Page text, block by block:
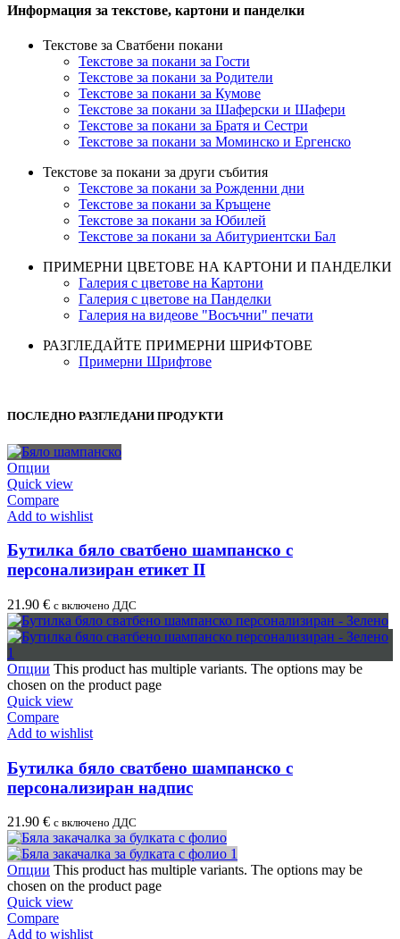
Информация за текстове, картони и панделки
Текстове за Сватбени покани
Текстове за покани за Гости
Текстове за покани за Родители
Текстове за покани за Кумове
Текстове за покани за Шаферски и Шафери
Текстове за покани за Братя и Сестри
Текстове за покани за Моминско и Ергенско
Текстове за покани за други събития
Текстове за покани за Рожденни дни
Текстове за покани за Кръщене
Текстове за покани за Юбилей
Текстове за покани за Абитуриентски Бал
ПРИМЕРНИ ЦВЕТОВЕ НА КАРТОНИ И ПАНДЕЛКИ
Галерия с цветове на Картони
Галерия с цветове на Панделки
Галерия на видеове "Восъчни" печати
РАЗГЛЕДАЙТЕ ПРИМЕРНИ ШРИФТОВЕ
Примерни Шрифтове
ПОСЛЕДНО РАЗГЛЕДАНИ ПРОДУКТИ
Опции
Quick view
Compare
Add to wishlist
Бутилка бяло сватбено шампанско с
персонализиран етикет II
21.90 € с включено ДДС
Опции This product has multiple variants. The options may be
chosen on the product page
Quick view
Compare
Add to wishlist
Бутилка бяло сватбено шампанско с
персонализиран надпис
21.90 € с включено ДДС
Опции This product has multiple variants. The options may be
chosen on the product page
Quick view
Compare
Add to wishlist